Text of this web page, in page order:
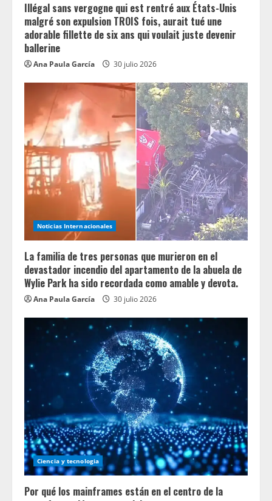
Illégal sans vergogne qui est rentré aux États-Unis
malgré son expulsion TROIS fois, aurait tué une
adorable fillette de six ans qui voulait juste devenir
ballerine
Ana Paula García 30 julio 2026
Noticias Internacionales
La familia de tres personas que murieron en el
devastador incendio del apartamento de la abuela de
Wylie Park ha sido recordada como amable y devota.
Ana Paula García 30 julio 2026
Ciencia y tecnologia
Por qué los mainframes están en el centro de la